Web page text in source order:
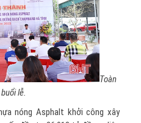
Toàn
lễ.
nóng Asphalt khởi công xây